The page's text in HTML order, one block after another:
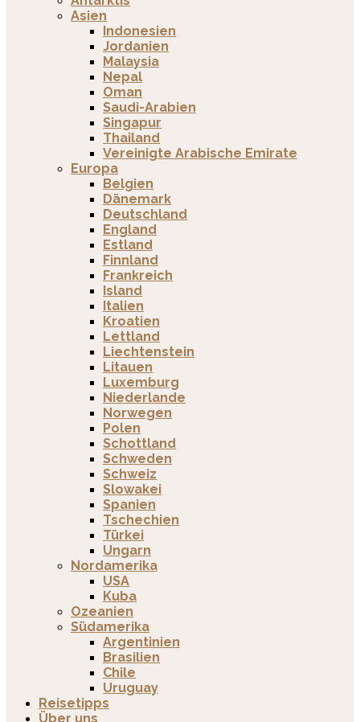
Asien
Indonesien
Jordanien
Malaysia
Nepal
Oman
Saudi-Arabien
Singapur
Thailand
Vereinigte Arabische Emirate
Europa
Belgien
Dänemark
Deutschland
England
Estland
Finnland
Frankreich
Island
Italien
Kroatien
Lettland
Liechtenstein
Litauen
Luxemburg
Niederlande
Norwegen
Polen
Schottland
Schweden
Schweiz
Slowakei
Spanien
Tschechien
Türkei
Ungarn
Nordamerika
USA
Kuba
Ozeanien
Südamerika
Argentinien
Brasilien
Chile
Uruguay
Reisetipps
Über uns